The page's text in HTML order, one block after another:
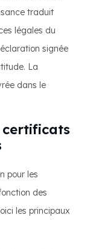
traduit
légales du
signée
La
dans le
certificats
pour les
des
les principaux